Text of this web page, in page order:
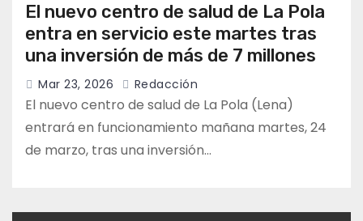
El nuevo centro de salud de La Pola
entra en servicio este martes tras
una inversión de más de 7 millones
Mar 23, 2026 Redacción
El nuevo centro de salud de La Pola (Lena)
entrará en funcionamiento mañana martes, 24
de marzo, tras una inversión…